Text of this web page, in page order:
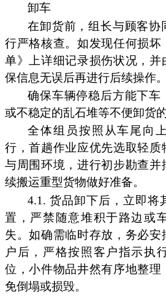
卸车
在卸货前，组长与顾客协
行严格核查。如发现任何损坏
单》上详细记录损伤状况，并
保信息无误后再进行后续操作。
确保车辆停稳后方能下车
或不稳定的乱石堆等不便卸货
全体组员按照从车尾向
行，首趟作业应优先选取轻质
与周围环境，进行初步勘查并
续搬运重型货物做好准备。
4.1. 货品卸下后，立即将
置，严禁随意堆积于路边或
失。如确需临时存放，务必安
户后，严格按照客户指示执
位，小件物品井然有序地整理
免倒塌或损毁。